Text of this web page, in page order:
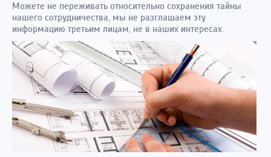
Можете не переживать относительно сохранения тайны
нашего сотрудничества, мы не разглашаем эту
информацию третьим лицам, не в наших интересах.